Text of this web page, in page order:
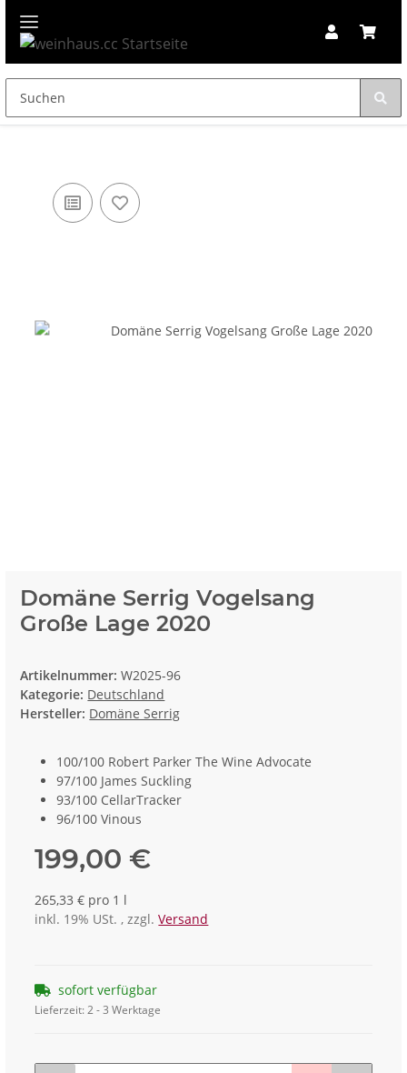
Domäne Serrig Vogelsang
Große Lage 2020
Artikelnummer:W2025-96
Kategorie: Deutschland
Hersteller: Domäne Serrig
100/100 Robert Parker The Wine Advocate
97/100 James Suckling
93/100 CellarTracker
96/100 Vinous
199,00 €
265,33 € pro 1 l
inkl. 19% USt. , zzgl.Versand
sofort verfügbar
Lieferzeit:2 - 3 Werktage